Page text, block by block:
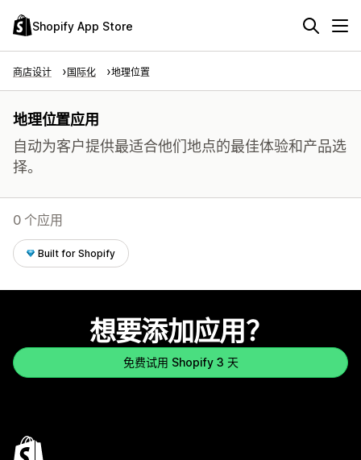
Shopify App Store
商店设计 国际化 地理位置
地理位置应用
自动为客户提供最适合他们地点的最佳体验和产品选
择。
0 个应用
Built for Shopify
想要添加应用？
免费试用 Shopify 3 天